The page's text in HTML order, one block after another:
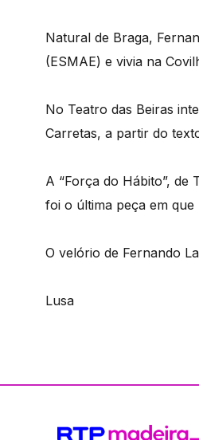
Natural de Braga,
(ESMAE) e vivia na
No Teatro das Beiras
Carretas, a partir do
A “Força do Hábito”,
foi o última peça em que
O velório de Fernando
Lusa